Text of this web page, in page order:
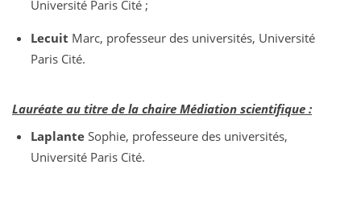
Université Paris Cité ;
Lecuit Marc, professeur des universités, Université
Paris Cité.
Lauréate au titre de la chaire Médiation scientifique :
LaplanteSophie, professeure des universités,
Université Paris Cité.